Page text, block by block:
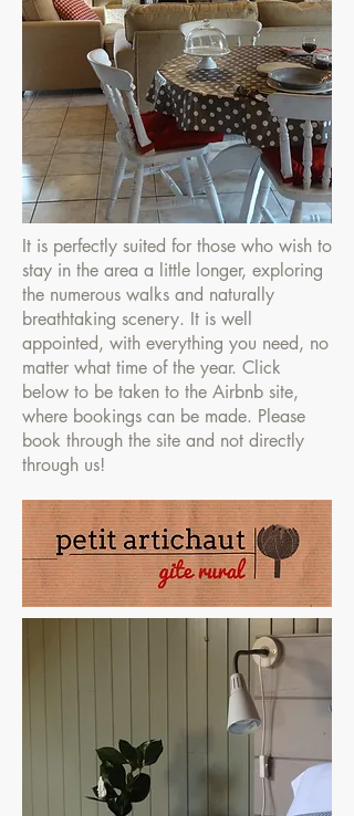
It is perfectly suited for those who wish to
stay in the area a little longer, exploring
the numerous walks and naturally
breathtaking scenery. It is well
appointed, with everything you need, no
matter what time of the year. Click
below to be taken to the Airbnb site,
where bookings can be made. Please
book through the site and not directly
through us!